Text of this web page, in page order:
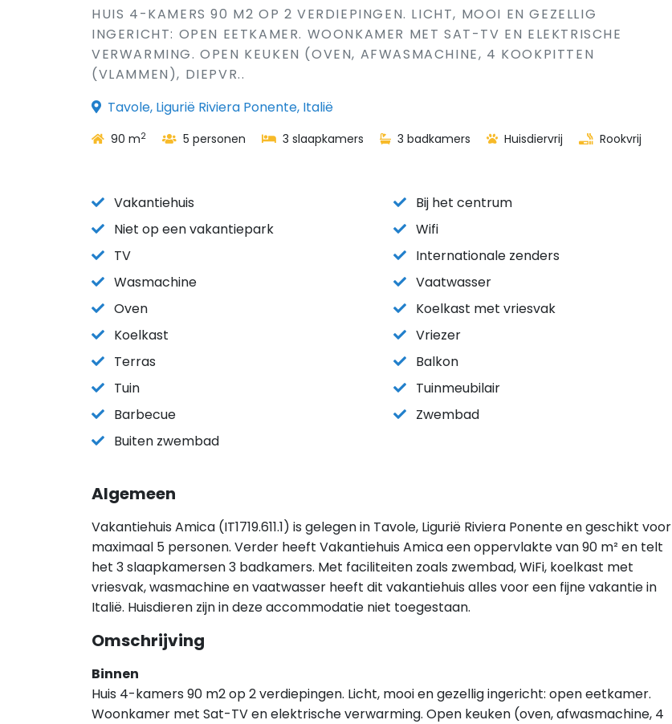
HUIS 4-KAMERS 90 M2 OP 2 VERDIEPINGEN. LICHT, MOOI EN GEZELLIG
INGERICHT: OPEN EETKAMER. WOONKAMER MET SAT-TV EN ELEKTRISCHE
VERWARMING. OPEN KEUKEN (OVEN, AFWASMACHINE, 4 KOOKPITTEN
(VLAMMEN), DIEPVR..
Tavole, Ligurië Riviera Ponente, Italië
90 m2 5 personen 3 slaapkamers 3 badkamers Huisdiervrij Rookvrij
Vakantiehuis
Bij het centrum
Niet op een vakantiepark
Wifi
TV
Internationale zenders
Wasmachine
Vaatwasser
Oven
Koelkast met vriesvak
Koelkast
Vriezer
Terras
Balkon
Tuin
Tuinmeubilair
Barbecue
Zwembad
Buiten zwembad
Algemeen
Vakantiehuis Amica (IT1719.611.1) is gelegen in Tavole, Ligurië Riviera Ponente en geschikt voor
maximaal 5 personen. Verder heeft Vakantiehuis Amica een oppervlakte van 90 m² en telt
het 3 slaapkamersen 3 badkamers. Met faciliteiten zoals zwembad, WiFi, koelkast met
vriesvak, wasmachine en vaatwasser heeft dit vakantiehuis alles voor een fijne vakantie in
Italië. Huisdieren zijn in deze accommodatie niet toegestaan.
Omschrijving
Binnen
Huis 4-kamers 90 m2 op 2 verdiepingen. Licht, mooi en gezellig ingericht: open eetkamer.
Woonkamer met Sat-TV en elektrische verwarming. Open keuken (oven, afwasmachine, 4